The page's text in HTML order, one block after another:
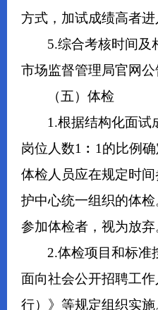
方式，加试成绩高者进
5.综合考核时间及
市场监督管理局官网公
（五）体检
1.根据结构化面试
岗位人数1︰1的比例
体检人员应在规定时
护中心统一组织的体
参加体检者，视为放弃
2.体检项目和标准
面向社会公开招聘工
行）》等规定组织实施